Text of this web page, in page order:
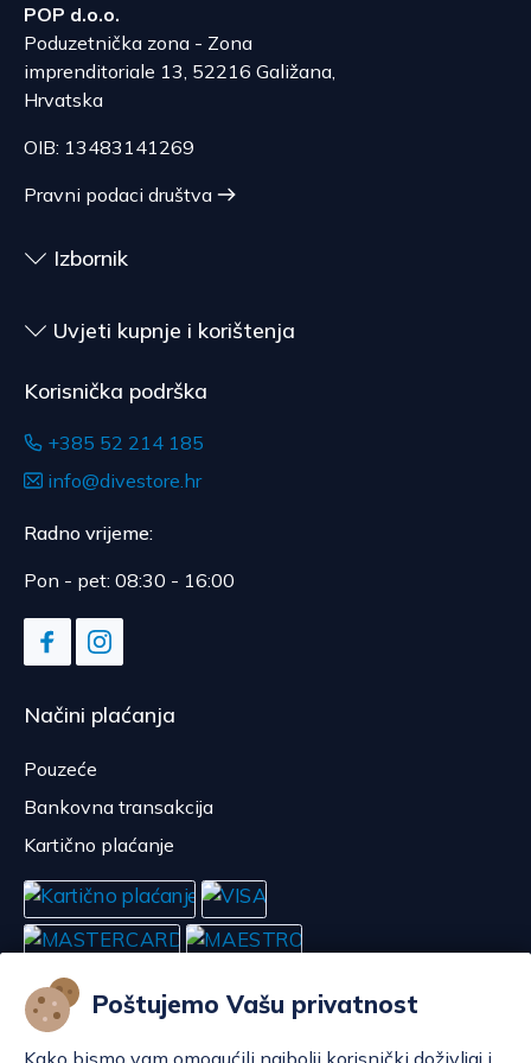
Poštujemo Vašu privatnost
EUR, ovisno o masi pošiljke.
Očekivano vrijeme dostave je 4 do 5 dana.
specifikaciji potrošača, po njegovom izboru ili je
prilagođena potrošaču, roba kojoj istječe rok
upotrebe, za ugovore čiji je predmet zapečaćena
roba koja zbog zdravstvenih ili higijenskih razloga
nakon dostave.
karticom.
POP d.o.o.
Poduzetnička zona - Zona
imprenditoriale 13, 52216 Galižana,
Hrvatska
OIB: 13483141269
Pravni podaci društva
Izbornik
Uvjeti kupnje i korištenja
Korisnička podrška
+385 52 214 185
info@divestore.hr
Radno vrijeme:
Pon - pet: 08:30 - 16:00
Načini plaćanja
Pouzeće
Bankovna transakcija
Kartično plaćanje